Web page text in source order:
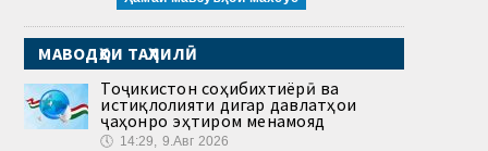
МАВОДҲОИ ТАҲЛИЛӢ
Тоҷикистон соҳибихтиёрӣ ва
истиқлолияти дигар давлатҳои
ҷаҳонро эҳтиром менамояд
🕔 14:29, 9.Авг 2026